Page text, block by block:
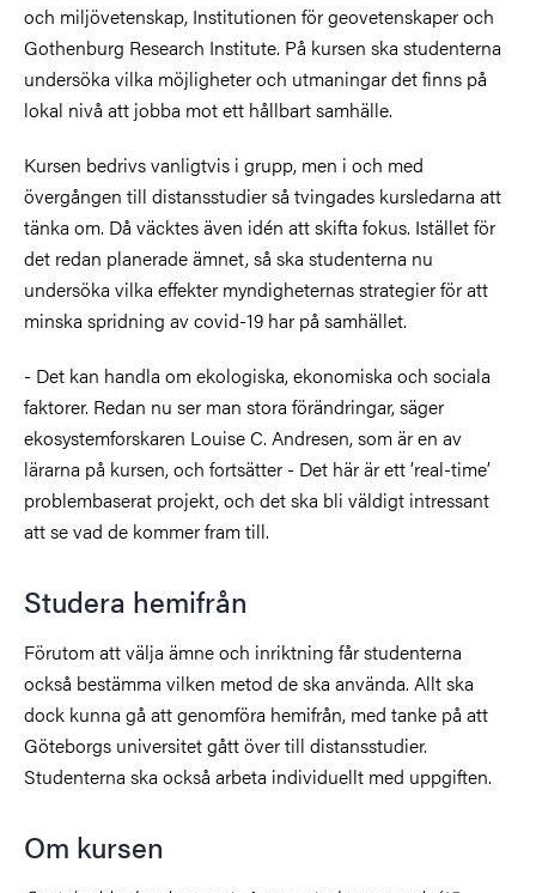
och miljövetenskap, Institutionen för geovetenskaper och
Gothenburg Research Institute. På kursen ska studenterna
undersöka vilka möjligheter och utmaningar det finns på
lokal nivå att jobba mot ett hållbart samhälle.
Kursen bedrivs vanligtvis i grupp, men i och med
övergången till distansstudier så tvingades kursledarna att
tänka om. Då väcktes även idén att skifta fokus. Istället för
det redan planerade ämnet, så ska studenterna nu
undersöka vilka effekter myndigheternas strategier för att
minska spridning av covid-19 har på samhället.
- Det kan handla om ekologiska, ekonomiska och sociala
faktorer. Redan nu ser man stora förändringar, säger
ekosystemforskaren Louise C. Andresen, som är en av
lärarna på kursen, och fortsätter - Det här är ett ’real-time’
problembaserat projekt, och det ska bli väldigt intressant
att se vad de kommer fram till.
Studera hemifrån
Förutom att välja ämne och inriktning får studenterna
också bestämma vilken metod de ska använda. Allt ska
dock kunna gå att genomföra hemifrån, med tanke på att
Göteborgs universitet gått över till distansstudier.
Studenterna ska också arbeta individuellt med uppgiften.
Om kursen